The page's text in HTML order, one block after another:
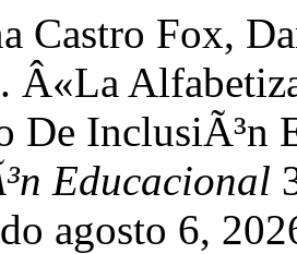
Castro Fox,
Â«La
De InclusiÃ³n
Educacional
agosto 6,